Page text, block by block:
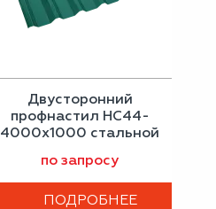
Двусторонний
профнастил НС44-
4000х1000 стальной
зелёный мох
по запросу
ПОДРОБНЕЕ